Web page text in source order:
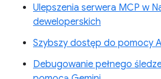
Ulepszenia serwera MCP w
deweloperskich
Szybszy dostęp do pomocy
Debugowanie pełnego